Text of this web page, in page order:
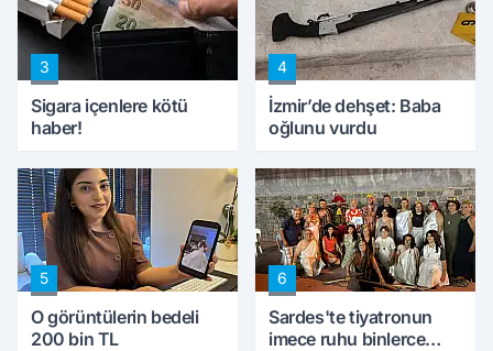
3
Sigara içenlere kötü
haber!
4
İzmir’de dehşet: Baba
oğlunu vurdu
5
O görüntülerin bedeli
200 bin TL
6
Sardes'te tiyatronun
imece ruhu binlerce